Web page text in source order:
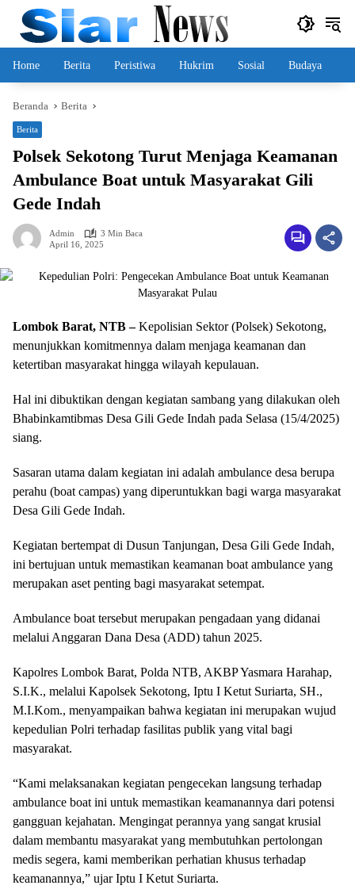
Langsung
konten
Home Berita Peristiwa Hukrim Sosial Budaya
Beranda Berita
Berita
Polsek Sekotong Turut Menjaga Keamanan
Ambulance Boat untuk Masyarakat Gili
Gede Indah
Admin
3 Min Baca
April 16, 2025
Lombok Barat, NTB –Kepolisian Sektor (Polsek) Sekotong,
menunjukkan komitmennya dalam menjaga keamanan dan
ketertiban masyarakat hingga wilayah kepulauan.
Hal ini dibuktikan dengan kegiatan sambang yang dilakukan oleh
Bhabinkamtibmas Desa Gili Gede Indah pada Selasa (15/4/2025)
siang.
Sasaran utama dalam kegiatan ini adalah ambulance desa berupa
perahu (boat campas) yang diperuntukkan bagi warga masyarakat
Desa Gili Gede Indah.
Kegiatan bertempat di Dusun Tanjungan, Desa Gili Gede Indah,
ini bertujuan untuk memastikan keamanan boat ambulance yang
merupakan aset penting bagi masyarakat setempat.
Ambulance boat tersebut merupakan pengadaan yang didanai
melalui Anggaran Dana Desa (ADD) tahun 2025.
Kapolres Lombok Barat, Polda NTB, AKBP Yasmara Harahap,
S.I.K., melalui Kapolsek Sekotong, Iptu I Ketut Suriarta, SH.,
M.I.Kom., menyampaikan bahwa kegiatan ini merupakan wujud
kepedulian Polri terhadap fasilitas publik yang vital bagi
masyarakat.
“Kami melaksanakan kegiatan pengecekan langsung terhadap
ambulance boat ini untuk memastikan keamanannya dari potensi
gangguan kejahatan. Mengingat perannya yang sangat krusial
dalam membantu masyarakat yang membutuhkan pertolongan
medis segera, kami memberikan perhatian khusus terhadap
keamanannya,” ujar Iptu I Ketut Suriarta.